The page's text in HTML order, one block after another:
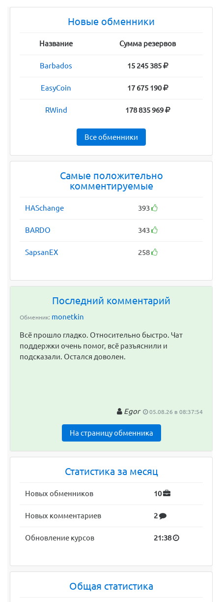
Новые обменники
Название Сумма резервов
Barbados 15 245 385
EasyCoin 17 675 190
RWind 178 835 969
Все обменники
Самые положительно
комментируемые
HASchange 393
BARDO 343
SapsanEX 258
Последний комментарий
Обменник: monetkin
Всё прошло гладко. Относительно быстро. Чат
поддержки очень помог, всё разъяснили и
подсказали. Остался доволен.
Egor 05.08.26 в 08:37:54
На страницу обменника
Статистика за месяц
Новых обменников 10
Новых комментариев 2
Обновление курсов 21:38
Общая статистика